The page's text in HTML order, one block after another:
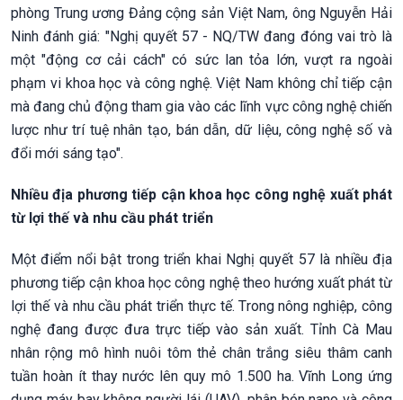
phòng Trung ương Đảng cộng sản Việt Nam, ông Nguyễn Hải
Ninh đánh giá: "Nghị quyết 57 - NQ/TW đang đóng vai trò là
một "động cơ cải cách" có sức lan tỏa lớn, vượt ra ngoài
phạm vi khoa học và công nghệ. Việt Nam không chỉ tiếp cận
mà đang chủ động tham gia vào các lĩnh vực công nghệ chiến
lược như trí tuệ nhân tạo, bán dẫn, dữ liệu, công nghệ số và
đổi mới sáng tạo".
Nhiều địa phương tiếp cận khoa học công nghệ xuất phát
từ lợi thế và nhu cầu phát triển
Một điểm nổi bật trong triển khai Nghị quyết 57 là nhiều địa
phương tiếp cận khoa học công nghệ theo hướng xuất phát từ
lợi thế và nhu cầu phát triển thực tế. Trong nông nghiệp, công
nghệ đang được đưa trực tiếp vào sản xuất. Tỉnh Cà Mau
nhân rộng mô hình nuôi tôm thẻ chân trắng siêu thâm canh
tuần hoàn ít thay nước lên quy mô 1.500 ha. Vĩnh Long ứng